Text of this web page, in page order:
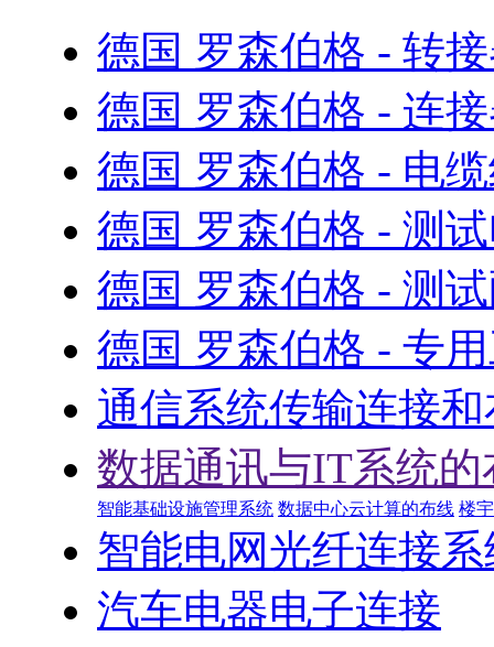
德国 罗森伯格 - 转
德国 罗森伯格 - 连
德国 罗森伯格 - 电
德国 罗森伯格 - 测
德国 罗森伯格 - 测
德国 罗森伯格 - 专
通信系统传输连接
数据通讯与IT系统的
智能基础设施管理系统 数据中心云计算的布线 楼
智能电网光纤连接系
汽车电器电子连接